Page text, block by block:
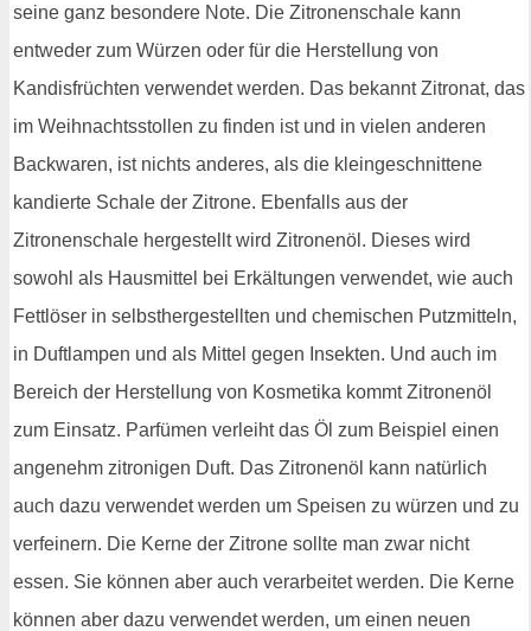
seine ganz besondere Note. Die Zitronenschale kann
entweder zum Würzen oder für die Herstellung von
Kandisfrüchten verwendet werden. Das bekannt Zitronat, das
im Weihnachtsstollen zu finden ist und in vielen anderen
Backwaren, ist nichts anderes, als die kleingeschnittene
kandierte Schale der Zitrone. Ebenfalls aus der
Zitronenschale hergestellt wird Zitronenöl. Dieses wird
sowohl als Hausmittel bei Erkältungen verwendet, wie auch
Fettlöser in selbsthergestellten und chemischen Putzmitteln,
in Duftlampen und als Mittel gegen Insekten. Und auch im
Bereich der Herstellung von Kosmetika kommt Zitronenöl
zum Einsatz. Parfümen verleiht das Öl zum Beispiel einen
angenehm zitronigen Duft. Das Zitronenöl kann natürlich
auch dazu verwendet werden um Speisen zu würzen und zu
verfeinern. Die Kerne der Zitrone sollte man zwar nicht
essen. Sie können aber auch verarbeitet werden. Die Kerne
können aber dazu verwendet werden, um einen neuen